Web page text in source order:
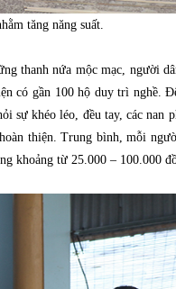
tăng năng suất.
thanh nứa mộc mạc, người
có gần 100 hộ duy trì nghề.
sự khéo léo, đều tay, các nan
thiện. Trung bình, mỗi
khoảng từ 25.000 – 100.000